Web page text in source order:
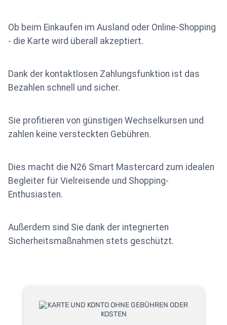
Ob beim Einkaufen im Ausland oder Online-Shopping
- die Karte wird überall akzeptiert.
Dank der kontaktlosen Zahlungsfunktion ist das
Bezahlen schnell und sicher.
Sie profitieren von günstigen Wechselkursen und
zahlen keine versteckten Gebühren.
Dies macht die N26 Smart Mastercard zum idealen
Begleiter für Vielreisende und Shopping-
Enthusiasten.
Außerdem sind Sie dank der integrierten
Sicherheitsmaßnahmen stets geschützt.